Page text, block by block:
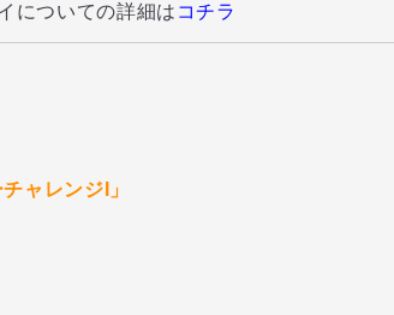
についての詳細は コチラ
ャレンジI」